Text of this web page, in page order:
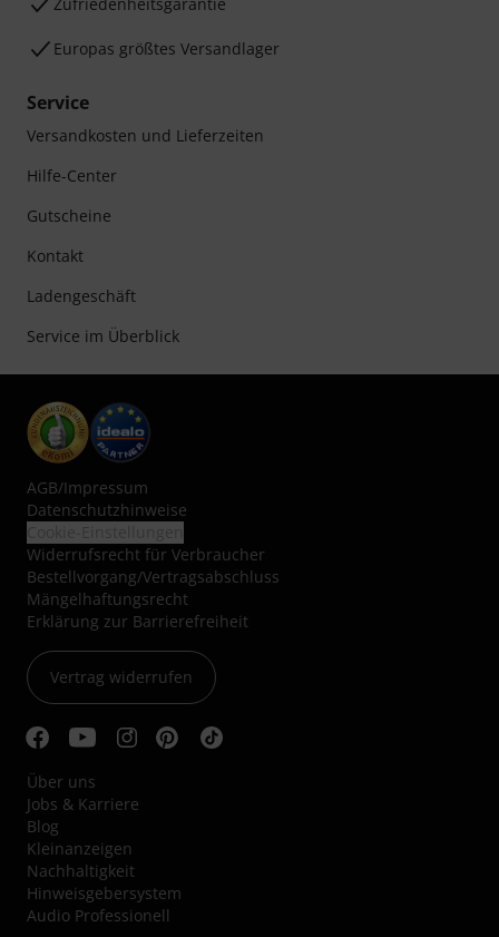
Europas größtes Versandlager
Service
Versandkosten und Lieferzeiten
Hilfe-Center
Gutscheine
Kontakt
Ladengeschäft
Service im Überblick
AGB/Impressum
Datenschutzhinweise
Widerrufsrecht für Verbraucher
Bestellvorgang/Vertragsabschluss
Mängelhaftungsrecht
Erklärung zur Barrierefreiheit
Vertrag widerrufen
Über uns
Jobs & Karriere
Blog
Kleinanzeigen
Nachhaltigkeit
Hinweisgebersystem
Audio Professionell